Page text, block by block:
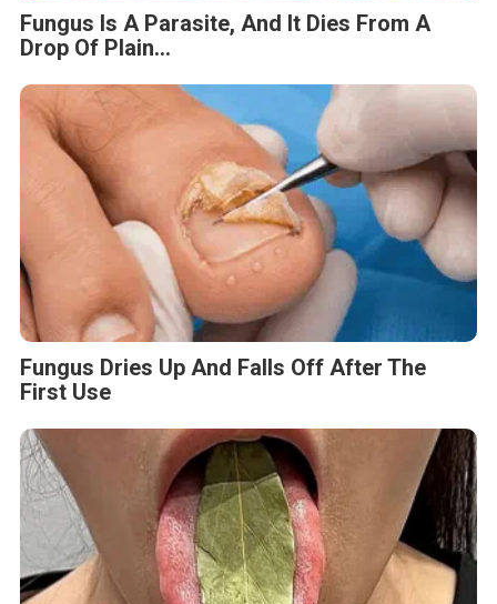
Fungus Is A Parasite, And It Dies From A
Drop Of Plain...
Fungus Dries Up And Falls Off After The
First Use